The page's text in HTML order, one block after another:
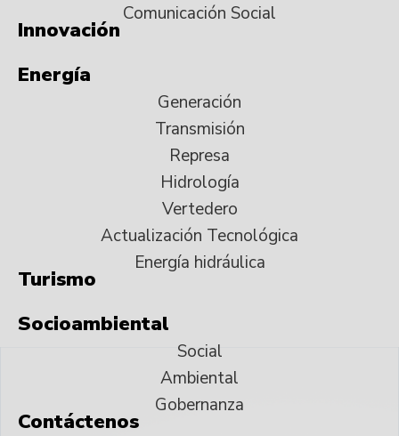
Comunicación Social
Innovación
Energía
Generación
Transmisión
Represa
Hidrología
Vertedero
Actualización Tecnológica
Energía hidráulica
Turismo
Socioambiental
Social
Ambiental
Gobernanza
Contáctenos